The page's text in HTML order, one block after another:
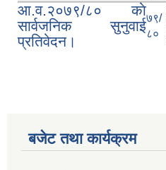
आ.व.२०७९/८० काे
सार्वजनिक सुनुवाई
प्रतिवेदन।
७९/
८०
बजेट तथा कार्यक्रम